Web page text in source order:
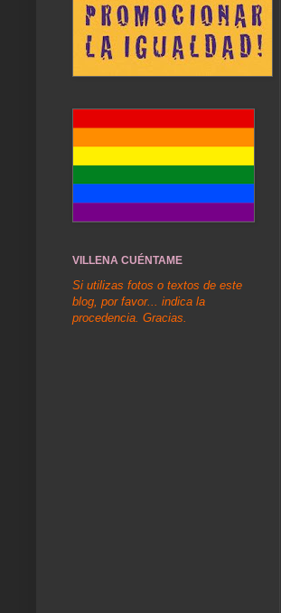
VILLENA CUÉNTAME
Si utilizas fotos o textos de este
blog, por favor... indica la
procedencia. Gracias.